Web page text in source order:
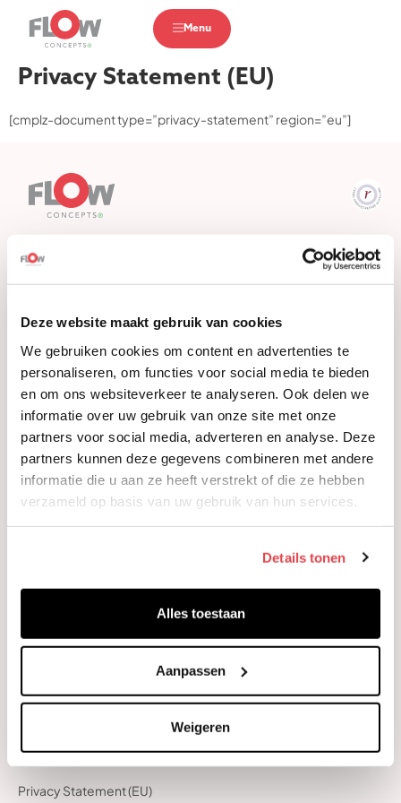
Deze website maakt gebruik van cookies
We gebruiken cookies om content en advertenties te
personaliseren, om functies voor social media te bieden
en om ons websiteverkeer te analyseren. Ook delen we
informatie over uw gebruik van onze site met onze
partners voor social media, adverteren en analyse. Deze
partners kunnen deze gegevens combineren met andere
informatie die u aan ze heeft verstrekt of die ze hebben
verzameld op basis van uw gebruik van hun services.
Details tonen
Alles toestaan
Aanpassen
Weigeren
Menu
Privacy Statement (EU)
[cmplz-document type=”privacy-statement” region=”eu”]
Main menu
Customer Stories
Programs & Services
Team Flow Academy
Team Flow Coaching
Team Flow Boosters
About Us
Blog
Other
General Terms & Conditions
Cookie Policy (EU)
Privacy Statement (EU)